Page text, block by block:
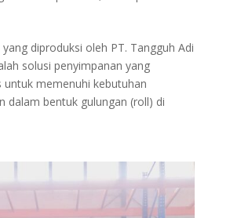
yang diproduksi oleh PT. Tangguh Adi
solusi penyimpanan yang
untuk memenuhi kebutuhan
dalam bentuk gulungan (roll) di